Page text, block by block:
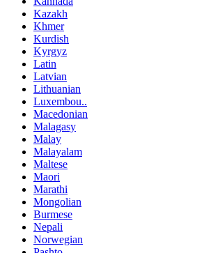
Kazakh
Khmer
Kurdish
Kyrgyz
Latin
Latvian
Lithuanian
Luxembou..
Macedonian
Malagasy
Malay
Malayalam
Maltese
Maori
Marathi
Mongolian
Burmese
Nepali
Norwegian